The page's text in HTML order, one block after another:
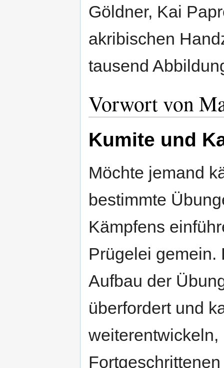
Göldner, Kai
akribischen
tausend
Vorwort von
Kumite und
Möchte jemand
bestimmte
Kämpfens
Prügelei gemein.
Aufbau der
überfordert und